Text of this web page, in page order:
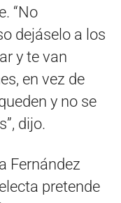
“No
dejáselo a los
y te van
en vez de
y no se
dijo.
Fernández
pretende